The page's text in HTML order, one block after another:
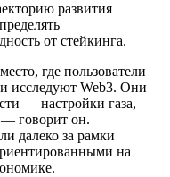
развития
от стейкинга.
где пользователи
исследуют Web3. Они
— настройки газа,
говорит он.
далеко за рамки
на